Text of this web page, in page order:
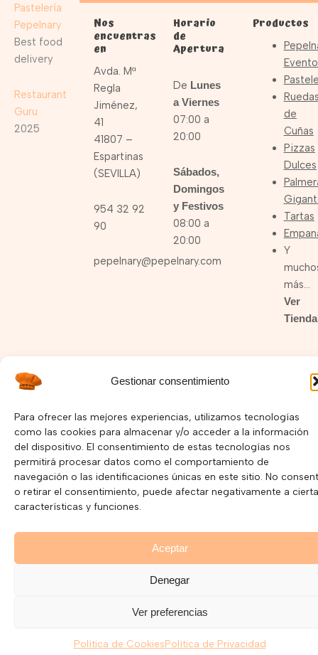
Gestionar consentimiento
Para ofrecer las mejores experiencias, utilizamos tecnologías
como las cookies para almacenar y/o acceder a la información
del dispositivo. El consentimiento de estas tecnologías nos
permitirá procesar datos como el comportamiento de
navegación o las identificaciones únicas en este sitio. No
o retirar el consentimiento, puede afectar negativamente a
características y funciones.
Aceptar
Denegar
Ver preferencias
Política de CookiesPolítica de Privacidad
Pastelería
Pepelnary
Best food
delivery
Restaurant
Guru
2025
Nos
encuentras
en
Avda. Mª
Regla
Jiménez,
41
41807 –
Espartinas
(SEVILLA)
954 32 92
90
pepelnary@pepelnary.com
Horario
de
Apertura
De Lunes
a Viernes
07:00 a
20:00
Sábados,
Domingos
y Festivos
08:00 a
20:00
Productos
de
Cuñas
Pizzas
Dulces
Tartas
Y
más…
Ver
Tienda
s
t
a
g
r
a
m
c
e
b
o
o
k
u
t
u
b
e
Política de Privacidad –Política de Cookies
Copyright © 2025 Pepelnary.com | Página Web hecha por
Mayorga Marketing